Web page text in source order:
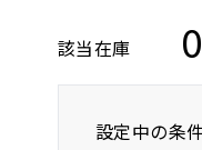
該当在庫 0
設定中の条